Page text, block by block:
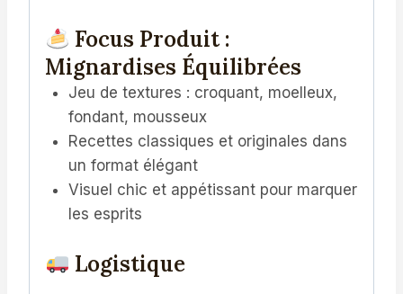
Focus Produit :
Mignardises Équilibrées
Jeu de textures : croquant, moelleux,
fondant, mousseux
Recettes classiques et originales dans
un format élégant
Visuel chic et appétissant pour marquer
les esprits
Logistique